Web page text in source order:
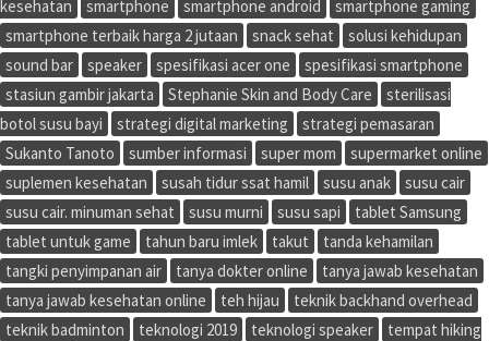
kesehatan smartphone smartphone android
smartphone gaming
smartphone terbaik harga 2 jutaan
snack sehat
solusi kehidupan
sound bar
speaker spesifikasi acer one
spesifikasi smartphone
stasiun gambir jakarta
Stephanie Skin and Body Care
sterilisasi
botol susu bayi
strategi digital marketing
strategi pemasaran
Sukanto Tanoto
sumber informasi super mom
supermarket online
suplemen kesehatan
susah tidur ssat hamil susu anak
susu cair
susu cair. minuman sehat
susu murni susu sapi
tablet Samsung
tablet untuk game
tahun baru imlek takut
tanda kehamilan
tangki penyimpanan air
tanya dokter online
tanya jawab kesehatan
tanya jawab kesehatan online
teh hijau
teknik backhand overhead
teknik badminton
teknologi 2019 teknologi speaker
tempat hiking